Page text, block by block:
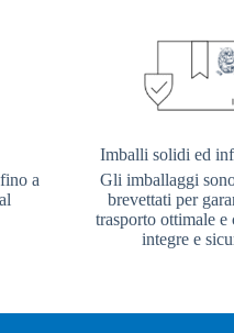
a
Imballi solidi ed
Gli imballaggi
brevettati per
trasporto ottimale e
integre e